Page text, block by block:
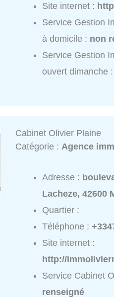
Site internet :
Service Gestion
à domicile : non
Service Gestion
ouvert dimanche :
Cabinet Olivier Plaine
Catégorie : Agence
Adresse :
Lacheze, 42600
Quartier :
Téléphone :
Site internet :
http://
Service Cabinet
renseigné